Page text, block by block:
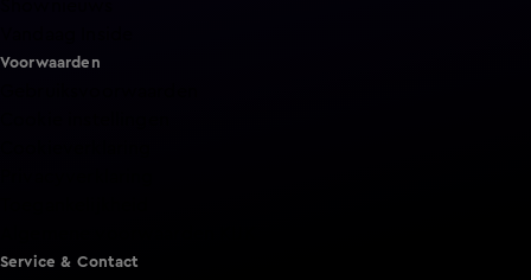
Voorwaarden
Service & Contact